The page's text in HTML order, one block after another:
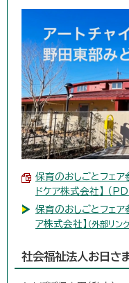
保育のおしごとフェア
ドケア株式会社】 （
保育のおしごとフェア
ア株式会社】 （外部リンク
社会福祉法人お日さ